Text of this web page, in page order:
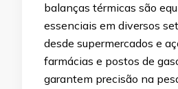
balanças térmicas são
essenciais em diversos
desde supermercados e
farmácias e postos de
garantem precisão na